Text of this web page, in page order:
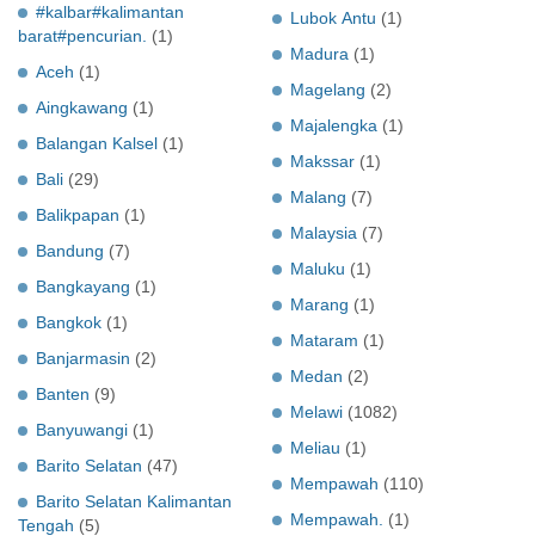
#kalbar#kalimantan
barat#pencurian.
(1)
Aceh (1)
Aingkawang (1)
Balangan Kalsel (1)
Bali (29)
Balikpapan (1)
Bandung (7)
Bangkayang (1)
Bangkok (1)
Banjarmasin (2)
Banten (9)
Banyuwangi (1)
Barito Selatan (47)
Barito Selatan Kalimantan
Tengah (5)
Lubok Antu (1)
Madura (1)
Magelang (2)
Majalengka (1)
Makssar (1)
Malang (7)
Malaysia (7)
Maluku (1)
Marang (1)
Mataram (1)
Medan (2)
Melawi (1082)
Meliau (1)
Mempawah (110)
Mempawah.
(1)